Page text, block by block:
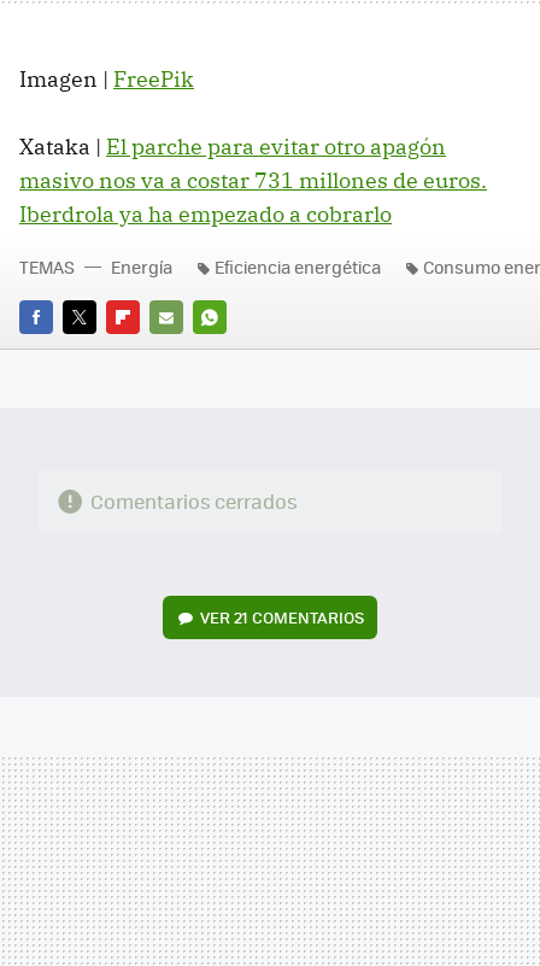
Imagen | FreePik
Xataka | El parche para evitar otro apagón
masivo nos va a costar 731 millones de euros.
Iberdrola ya ha empezado a cobrarlo
FACEBOOK
TWITTERFLIPBOARD
E-
WHATSAPP
TEMAS Energía Eficiencia energética Consumo
Comentarios cerrados
VER21 COMENTARIOS